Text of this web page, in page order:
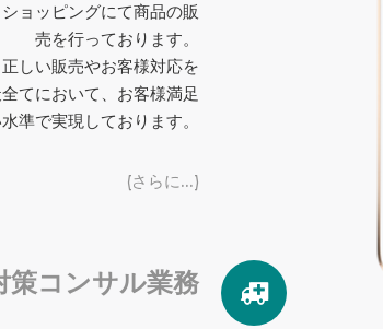
ョッピングにて商品の販
売を行っております。
しい販売やお客様対応を
てにおいて、お客様満足
準で実現しております。
(さらに…)
策コンサル業務